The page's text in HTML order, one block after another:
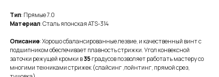
Тип: Прямые 7.0
Материал: Сталь японская ATS-314
Описание: Хорошо сбалансированные лезвие, и качественный винт с
подшипником обеспечивает плавность стрижки. Угол конвекcной
заточки режущей кромки в35градусов позволяет работать мастеру со
многими техниками стрижек (слайсинг ,пойнтинг, прямой срез,